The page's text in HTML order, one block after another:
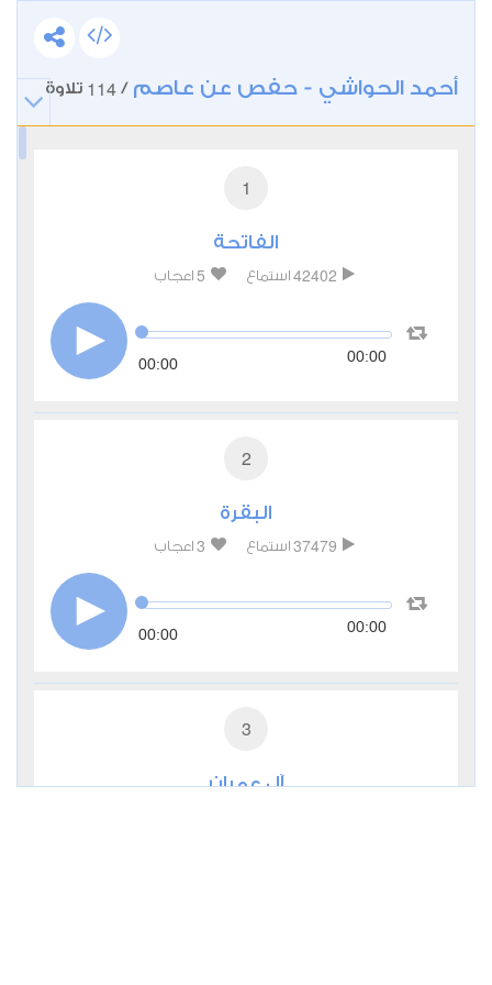
أحمد الحواشي - حفص عن عاصم /
114 تلاوة
1
الفاتحة
42402 استماع 5 اعجاب
00:00 00:00
2
البقرة
37479 استماع 3 اعجاب
00:00 00:00
3
آل عمران